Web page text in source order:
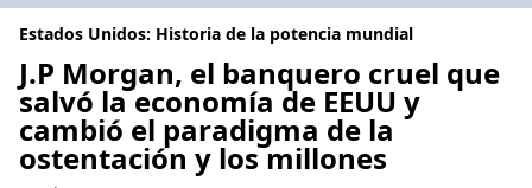
Estados Unidos: Historia de la potencia mundial
J.P Morgan, el banquero cruel que
salvó la economía de EEUU y
cambió el paradigma de la
ostentación y los millones